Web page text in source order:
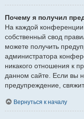
Почему я получил
На каждой
собственный свод
можете получить
администратора
никакого отношения к
данном сайте. Если вы
предупреждение,
Вернуться к началу